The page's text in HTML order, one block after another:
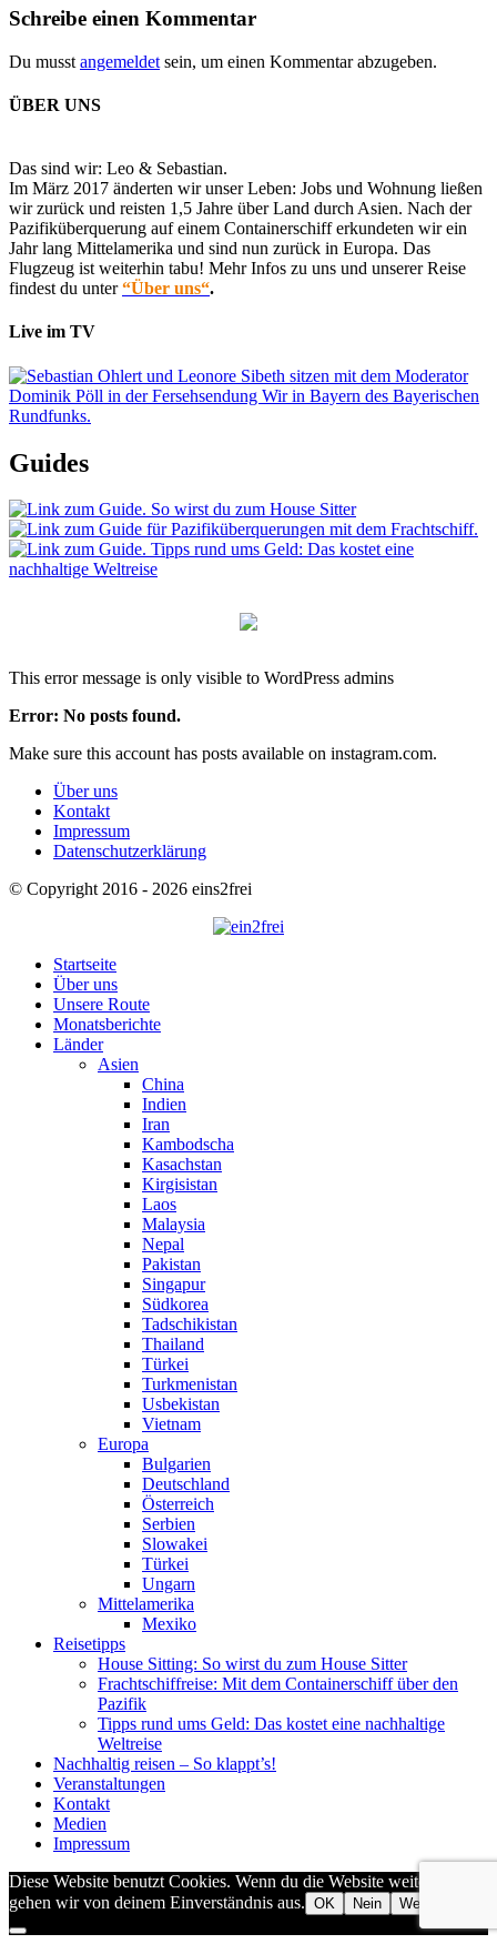
Schreibe einen Kommentar
Du musst angemeldet sein, um einen Kommentar abzugeben.
ÜBER UNS
Das sind wir: Leo & Sebastian.
Im März 2017 änderten wir unser Leben: Jobs und Wohnung ließen
wir zurück und reisten 1,5 Jahre über Land durch Asien. Nach der
Pazifiküberquerung auf einem Containerschiff erkundeten wir ein
Jahr lang Mittelamerika und sind nun zurück in Europa. Das
Flugzeug ist weiterhin tabu! Mehr Infos zu uns und unserer Reise
findest du unter“Über uns“.
Live im TV
Guides
This error message is only visible to WordPress admins
Error: No posts found.
Make sure this account has posts available on instagram.com.
Über uns
Kontakt
Impressum
Datenschutzerklärung
© Copyright 2016 - 2026 eins2frei
Startseite
Über uns
Unsere Route
Monatsberichte
Länder
Asien
China
Indien
Iran
Kambodscha
Kasachstan
Kirgisistan
Laos
Malaysia
Nepal
Pakistan
Singapur
Südkorea
Tadschikistan
Thailand
Türkei
Turkmenistan
Usbekistan
Vietnam
Europa
Bulgarien
Deutschland
Österreich
Serbien
Slowakei
Türkei
Ungarn
Mittelamerika
Mexiko
Reisetipps
House Sitting: So wirst du zum House Sitter
Frachtschiffreise: Mit dem Containerschiff über den
Pazifik
Tipps rund ums Geld: Das kostet eine nachhaltige
Weltreise
Nachhaltig reisen – So klappt’s!
Veranstaltungen
Kontakt
Medien
Impressum
Diese Website benutzt Cookies. Wenn du die Website weiter nutzt,
gehen wir von deinem Einverständnis aus. OK Nein Weiterlesen